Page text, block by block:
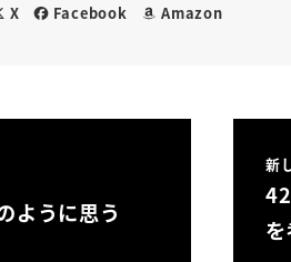
X Facebook Amazon
ように思う
新